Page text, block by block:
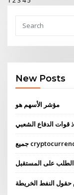
New Posts
مؤشر الأسهم هو
قوات الدفاع الشعبي
على المستقبل
النفط الخريطة